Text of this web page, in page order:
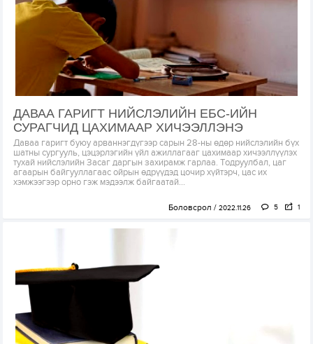
ДАВАА ГАРИГТ НИЙСЛЭЛИЙН ЕБС-ИЙН
СУРАГЧИД ЦАХИМААР ХИЧЭЭЛЛЭНЭ
Даваа гаригт буюу арваннэгдүгээр сарын 28-ны өдөр нийслэлийн бүх
шатны сургууль, цэцэрлэгийн үйл ажиллагааг цахимаар хичээллүүлэх
тухай нийслэлийн Засаг даргын захирамж гарлаа. Тодруулбал, цаг
агаарын байгууллагаас ойрын өдрүүдэд цочир хүйтэрч, цас их
хэмжээгээр орно гэж мэдээлж байгаатай...
Боловсрол 2022.11.26 5 1